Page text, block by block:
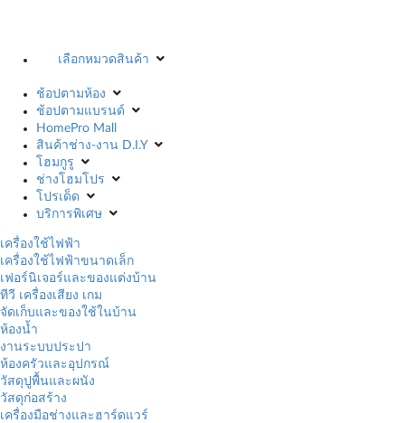
เลือกหมวดสินค้า
ช้อปตามห้อง
ช้อปตามแบรนด์
HomePro Mall
สินค้าช่าง-งาน D.I.Y
โฮมกูรู
ช่างโฮมโปร
โปรเด็ด
บริการพิเศษ
เครื่องใช้ไฟฟ้า
เครื่องใช้ไฟฟ้าขนาดเล็ก
เฟอร์นิเจอร์และของแต่งบ้าน
ทีวี เครื่องเสียง เกม
จัดเก็บและของใช้ในบ้าน
ห้องน้ำ
งานระบบประปา
ห้องครัวและอุปกรณ์
วัสดุปูพื้นและผนัง
วัสดุก่อสร้าง
เครื่องมือช่างและฮาร์ดแวร์